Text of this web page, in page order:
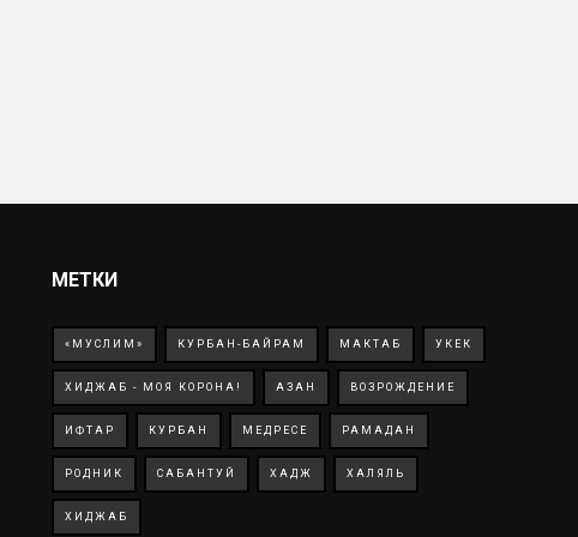
МЕТКИ
«МУСЛИМ» КУРБАН-БАЙРАМ МАКТАБ УКЕК
ХИДЖАБ - МОЯ КОРОНА! АЗАН ВОЗРОЖДЕНИЕ
ИФТАР КУРБАН МЕДРЕСЕ РАМАДАН
РОДНИК САБАНТУЙ ХАДЖ ХАЛЯЛЬ
ХИДЖАБ